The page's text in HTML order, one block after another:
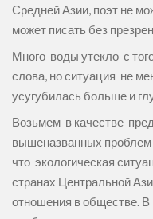
Средней Азии, поэт не
может писать без
Много воды утекло с
слова, но ситуация не
усугубилась больше и
Возьмем в качестве
вышеназванных проблем
что экологическая
странах Центральной
отношения в обществе.